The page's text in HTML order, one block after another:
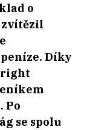
o
zvítězil
Díky
Po
se spolu